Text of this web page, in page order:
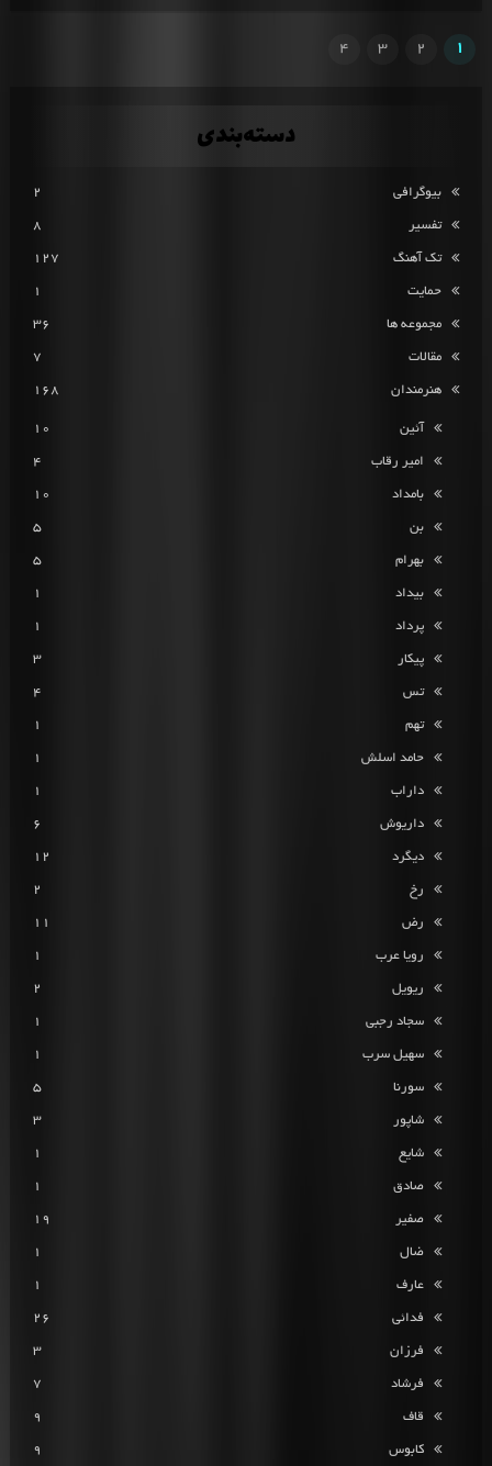
1
2
3
4
دسته‌بندی
بیوگرافی 2
تفسیر 8
تک آهنگ 127
حمایت 1
مجموعه ها 36
مقالات 7
هنرمندان 168
آئین 10
امیر رقاب 4
بامداد 10
بن 5
بهرام 5
بیداد 1
پرداد 1
پیکار 3
تس 4
تهم 1
حامد اسلش 1
داراب 1
داریوش 6
دیگرد 12
رخ 2
رض 11
رویا عرب 1
ریویل 2
سجاد رجبی 1
سهیل سرب 1
سورنا 5
شاپور 3
شایع 1
صادق 1
صفیر 19
ضال 1
عارف 1
فدائی 26
فرزان 3
فرشاد 7
قاف 9
کابوس 9